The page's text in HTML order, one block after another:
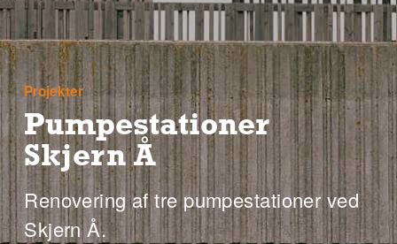
Projekter
Pumpestationer
Skjern Å
Renovering af tre pumpestationer ved
Skjern Å.